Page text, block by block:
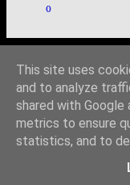
e
0
This site uses
and to analyze
shared with
metrics to ensure
statistics, and to